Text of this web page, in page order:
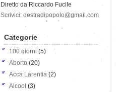
Diretto da Riccardo Fucile
Scrivici: destradipopolo@gmail.com
Categorie
100 giorni (5)
Aborto (20)
Acca Larentia (2)
Alcool (3)